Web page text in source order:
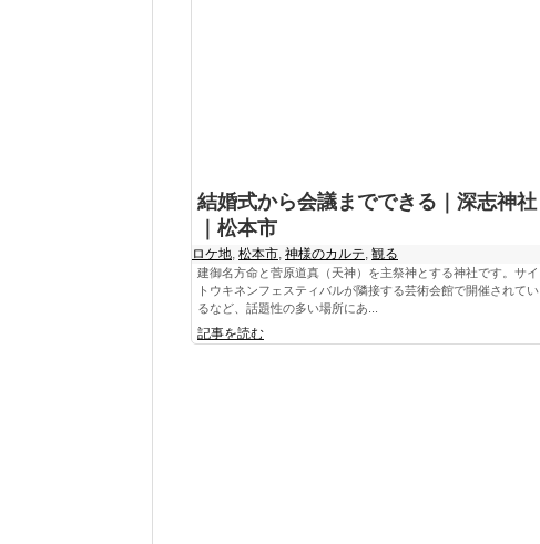
結婚式から会議までできる｜深志神社
｜松本市
ロケ地, 松本市, 神様のカルテ, 観る
建御名方命と菅原道真（天神）を主祭神とする神社です。サイ
トウキネンフェスティバルが隣接する芸術会館で開催されてい
るなど、話題性の多い場所にあ...
記事を読む